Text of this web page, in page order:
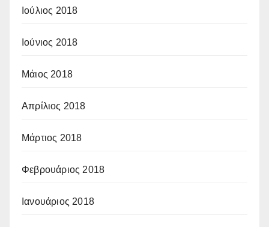
Ιούλιος 2018
Ιούνιος 2018
Μάιος 2018
Απρίλιος 2018
Μάρτιος 2018
Φεβρουάριος 2018
Ιανουάριος 2018